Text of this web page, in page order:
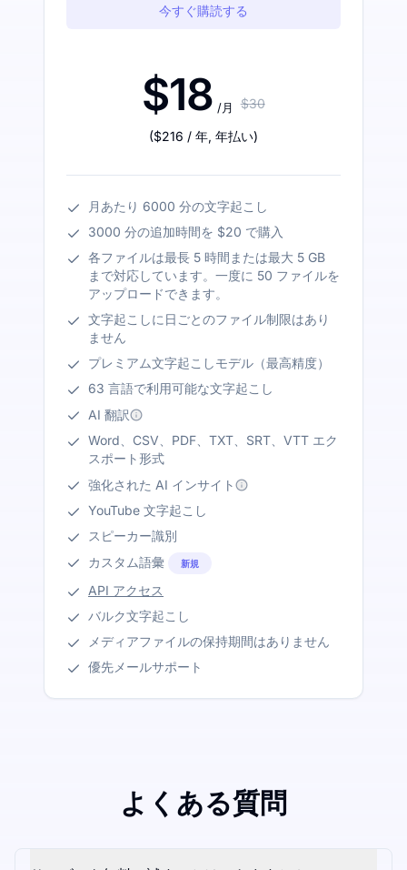
今すぐ購読する
$18 /月 $30
($216 / 年, 年払い)
月あたり 6000 分の文字起こし
3000 分の追加時間を $20 で購入
各ファイルは最長 5 時間または最大 5 GB
まで対応しています。一度に 50 ファイルを
アップロードできます。
文字起こしに日ごとのファイル制限はあり
ません
プレミアム文字起こしモデル（最高精度）
63 言語で利用可能な文字起こし
AI 翻訳
Word、CSV、PDF、TXT、SRT、VTT エク
スポート形式
強化された AI インサイト
YouTube 文字起こし
スピーカー識別
カスタム語彙
新規
API アクセス
バルク文字起こし
メディアファイルの保持期間はありません
優先メールサポート
よくある質問